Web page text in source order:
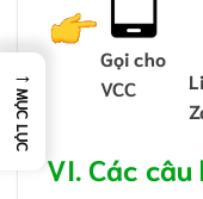
Gọi cho
VCC
VI. Các
→
MỤC LỤC